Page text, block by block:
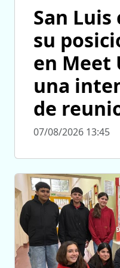
San
su
en Meet
una
de
07/08/2026 13:45